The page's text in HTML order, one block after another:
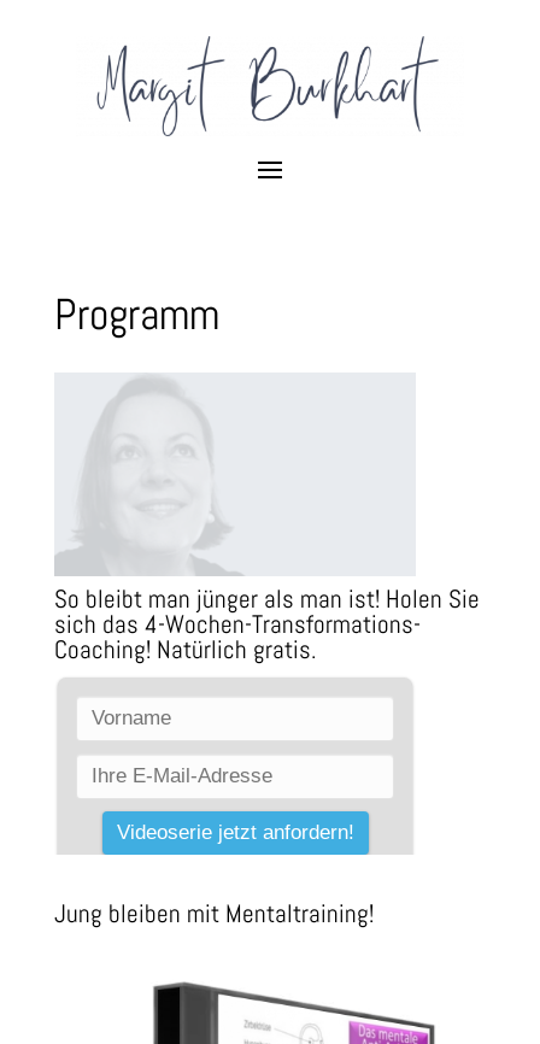
Programm
So bleibt man jünger als man ist! Holen Sie
sich das 4-Wochen-Transformations-
Coaching! Natürlich gratis.
Jung bleiben mit Mentaltraining!